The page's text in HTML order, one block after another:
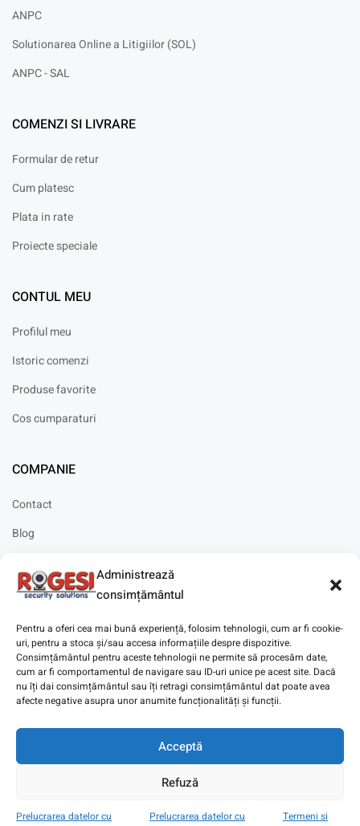
Administrează
consimțământul
Pentru a oferi cea mai bună experiență, folosim tehnologii, cum ar fi cookie-
uri, pentru a stoca și/sau accesa informațiile despre dispozitive.
Consimțământul pentru aceste tehnologii ne permite să procesăm date,
cum ar fi comportamentul de navigare sau ID-uri unice pe acest site. Dacă
nu îți dai consimțământul sau îți retragi consimțământul dat poate avea
afecte negative asupra unor anumite funcționalități și funcții.
Acceptă
Refuză
Prelucrarea datelor cu
Prelucrarea datelor cu
Termeni si
ANPC
Solutionarea Online a Litigiilor (SOL)
ANPC - SAL
COMENZI SI LIVRARE
Formular de retur
Cum platesc
Plata in rate
Proiecte speciale
CONTUL MEU
Profilul meu
Istoric comenzi
Produse favorite
Cos cumparaturi
COMPANIE
Contact
Blog
Solicitare instalare
Copyright © 2025Digitaz.